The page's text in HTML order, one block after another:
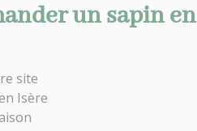
un sapin en
site
Isère